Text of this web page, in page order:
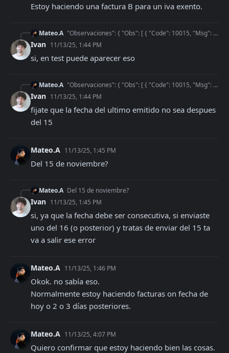
Estoy haciendo una factura B para un iva exento.
Mateo.A "Observaciones": { "Obs": [ { "Code": 10015, "Msg": "Factura B (CbteDesde igual a CbteHasta),
Ivan 11/13/25, 1:44 PM
si, en test puede aparecer eso
Mateo.A "Observaciones": { "Obs": [ { "Code": 10015, "Msg": "Factura B (CbteDesde igual a CbteHasta),
Ivan 11/13/25, 1:44 PM
fijate que la fecha del ultimo emitido no sea despues
del 15
Mateo.A 11/13/25, 1:45 PM
Del 15 de noviembre?
Mateo.A Del 15 de noviembre?
Ivan 11/13/25, 1:45 PM
si, ya que la fecha debe ser consecutiva, si enviaste
uno del 16 (o posterior) y tratas de enviar del 15 ta
va a salir ese error
Mateo.A 11/13/25, 1:46 PM
Okok. no sabía eso.
Normalmente estoy haciendo facturas on fecha de
hoy o 2 o 3 días posteriores.
Mateo.A 11/13/25, 4:07 PM
Quiero confirmar que estoy haciendo bien las cosas.